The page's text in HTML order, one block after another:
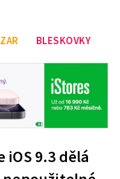
BLESKOVKY
9.3 dělá